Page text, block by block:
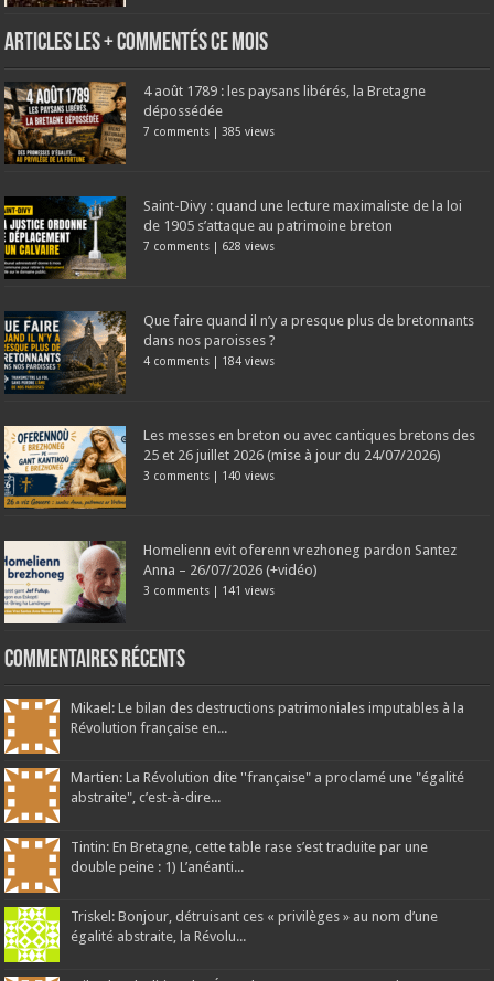
Articles les + commentés ce mois
4 août 1789 : les paysans libérés, la Bretagne
dépossédée
7 comments | 385 views
Saint-Divy : quand une lecture maximaliste de la loi
de 1905 s’attaque au patrimoine breton
7 comments | 628 views
Que faire quand il n’y a presque plus de bretonnants
dans nos paroisses ?
4 comments | 184 views
Les messes en breton ou avec cantiques bretons des
25 et 26 juillet 2026 (mise à jour du 24/07/2026)
3 comments | 140 views
Homelienn evit oferenn vrezhoneg pardon Santez
Anna – 26/07/2026 (+vidéo)
3 comments | 141 views
Commentaires récents
Mikael: Le bilan des destructions patrimoniales imputables à la
Révolution française en...
Martien: La Révolution dite ''française" a proclamé une "égalité
abstraite", c’est-à-dire...
Tintin: En Bretagne, cette table rase s’est traduite par une
double peine : 1) L’anéanti...
Triskel: Bonjour, détruisant ces « privilèges » au nom d’une
égalité abstraite, la Révolu...